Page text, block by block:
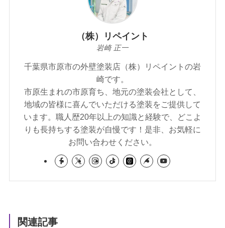
（株）リペイント
岩崎 正一
千葉県市原市の外壁塗装店（株）リペイントの岩
崎です。
市原生まれの市原育ち、地元の塗装会社として、
地域の皆様に喜んでいただける塗装をご提供して
います。職人歴20年以上の知識と経験で、どこよ
りも長持ちする塗装が自慢です！是非、お気軽に
お問い合わせください。
関連記事